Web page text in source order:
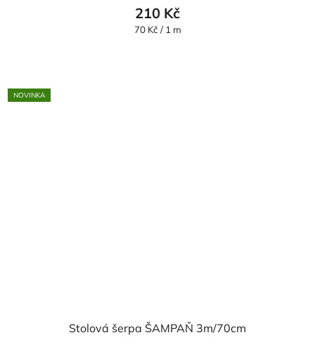
210 Kč
Měrná
70 Kč / 1 m
NOVINKA
Stolová šerpa ŠAMPAŇ 3m/70cm